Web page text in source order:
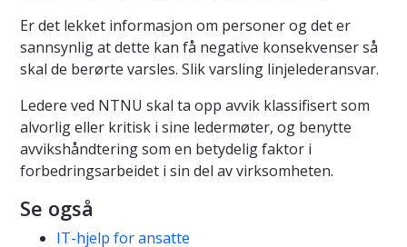
Er det lekket informasjon om personer og det er
sannsynlig at dette kan få negative konsekvenser så
skal de berørte varsles. Slik varsling linjelederansvar.
Ledere ved NTNU skal ta opp avvik klassifisert som
alvorlig eller kritisk i sine ledermøter, og benytte
avvikshåndtering som en betydelig faktor i
forbedringsarbeidet i sin del av virksomheten.
Se også
IT-hjelp for ansatte